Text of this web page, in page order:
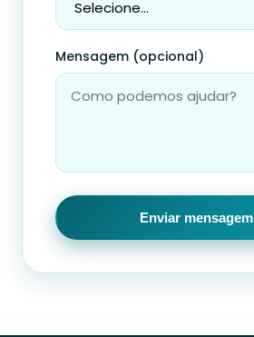
Mensagem (opcional)
Enviar mensagem